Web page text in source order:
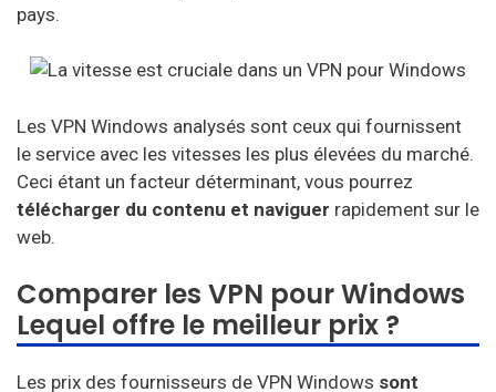
pays.
Les VPN Windows analysés sont ceux qui fournissent
le service avec les vitesses les plus élevées du marché.
Ceci étant un facteur déterminant, vous pourrez
télécharger du contenu et naviguer rapidement sur le
web.
Comparer les VPN pour Windows
Lequel offre le meilleur prix ?
Les prix des fournisseurs de VPN Windows sont